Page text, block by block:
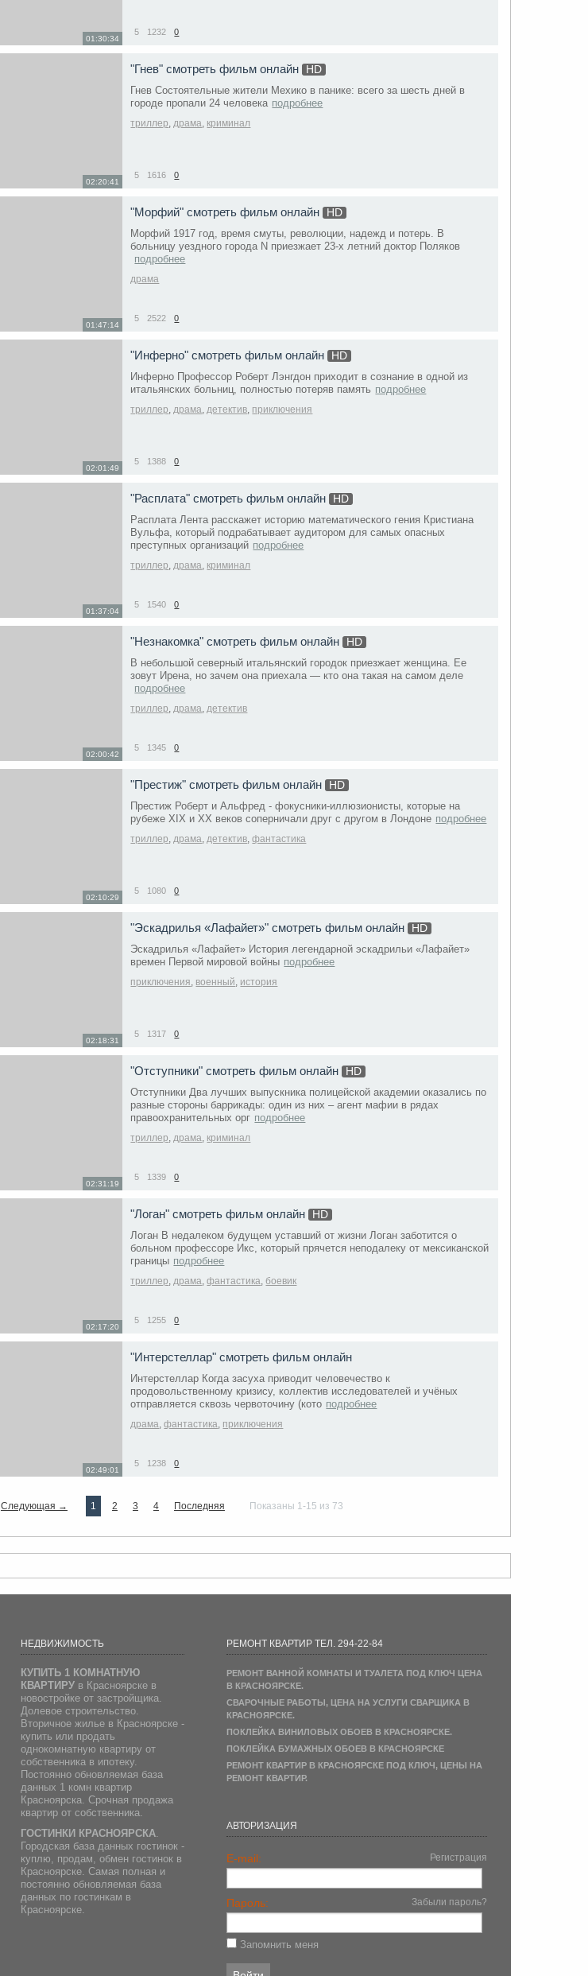
01:30:34
5 1232 0
02:20:41
"Гнев" смотреть фильм онлайн
HD
Гнев Состоятельные жители Мехико в панике: всего за шесть дней в
городе пропали 24 человека подробнее
триллер,драма, криминал
5 1616 0
01:47:14
"Морфий​" смотреть фильм онлайн
HD
Морфий 1917 год, время смуты, революции, надежд и потерь. В
больницу уездного города N приезжает 23-х летний доктор Поляков
подробнее
драма
5 2522 0
02:01:49
"Инферно" смотреть фильм онлайн
HD
Инферно Профессор Роберт Лэнгдон приходит в сознание в одной из
итальянских больниц, полностью потеряв память подробнее
триллер,драма,детектив, приключения
5 1388 0
01:37:04
"Расплата" смотреть фильм онлайн
HD
Расплата Лента расскажет историю математического гения Кристиана
Вульфа, который подрабатывает аудитором для самых опасных
преступных организаций подробнее
триллер,драма, криминал
5 1540 0
02:00:42
"Незнакомка" смотреть фильм онлайн
HD
В небольшой северный итальянский городок приезжает женщина. Ее
зовут Ирена, но зачем она приехала — кто она такая на самом деле
подробнее
триллер,драма,детектив
5 1345 0
02:10:29
"Престиж" смотреть фильм онлайн
HD
Престиж Роберт и Альфред - фокусники-иллюзионисты, которые на
рубеже XIX и XX веков соперничали друг с другом в Лондоне подробнее
триллер,драма,детектив,фантастика
5 1080 0
02:18:31
"Эскадрилья «Лафайет»" смотреть фильм онлайн
HD
Эскадрилья «Лафайет» История легендарной эскадрильи «Лафайет»
времен Первой мировой войны подробнее
приключения, военный, история
5 1317 0
02:31:19
"Отступники" смотреть фильм онлайн
HD
Отступники Два лучших выпускника полицейской академии оказались по
разные стороны баррикады: один из них – агент мафии в рядах
правоохранительных орг подробнее
триллер,драма, криминал
5 1339 0
02:17:20
"Логан" смотреть фильм онлайн
HD
Логан В недалеком будущем уставший от жизни Логан заботится о
больном профессоре Икс, который прячется неподалеку от мексиканской
границы подробнее
триллер,драма,фантастика,боевик
5 1255 0
02:49:01
"Интерстеллар" смотреть фильм онлайн
Интерстеллар Когда засуха приводит человечество к
продовольственному кризису, коллектив исследователей и учёных
отправляется сквозь червоточину (кото подробнее
драма,фантастика, приключения
5 1238 0
Следующая → 1 2 3 4 Последняя Показаны 1-15 из 73
НЕДВИЖИМОСТЬ
КУПИТЬ 1 КОМНАТНУЮ
КВАРТИРУв Красноярске в
новостройке от застройщика.
Долевое строительство.
Вторичное жилье в Красноярске -
купить или продать
однокомнатную квартиру от
собственника в ипотеку.
Постоянно обновляемая база
данных 1 комн квартир
Красноярска. Срочная продажа
квартир от собственника.
ГОСТИНКИ КРАСНОЯРСКА.
Городская база данных гостинок -
куплю, продам, обмен гостинок в
Красноярске. Самая полная и
постоянно обновляемая база
данных по гостинкам в
Красноярске.
РЕМОНТ КВАРТИР ТЕЛ. 294-22-84
РЕМОНТ ВАННОЙ КОМНАТЫ И ТУАЛЕТА ПОД КЛЮЧ ЦЕНА
В КРАСНОЯРСКЕ.
СВАРОЧНЫЕ РАБОТЫ, ЦЕНА НА УСЛУГИ СВАРЩИКА В
КРАСНОЯРСКЕ.
ПОКЛЕЙКА ВИНИЛОВЫХ ОБОЕВ В КРАСНОЯРСКЕ.
ПОКЛЕЙКА БУМАЖНЫХ ОБОЕВ В КРАСНОЯРСКЕ
РЕМОНТ КВАРТИР В КРАСНОЯРСКЕ ПОД КЛЮЧ, ЦЕНЫ НА
РЕМОНТ КВАРТИР.
АВТОРИЗАЦИЯ
E-mail: Регистрация
Пароль: Забыли пароль?
Запомнить меня